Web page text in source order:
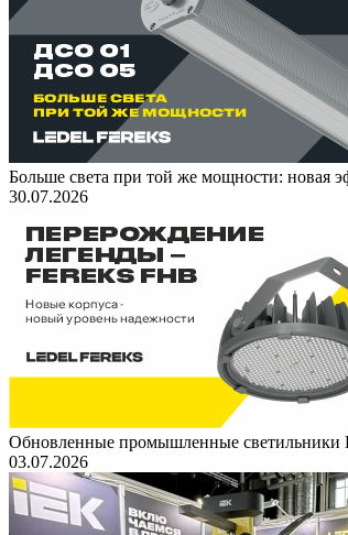
Больше света при той же мощности: новая
30.07.2026
Обновленные промышленные светильники
03.07.2026